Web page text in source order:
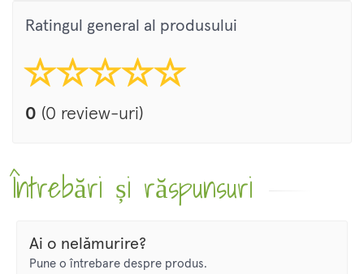
Ratingul general al produsului
0 (0 review-uri)
Întrebări și răspunsuri
Ai o nelămurire?
Pune o întrebare despre produs.